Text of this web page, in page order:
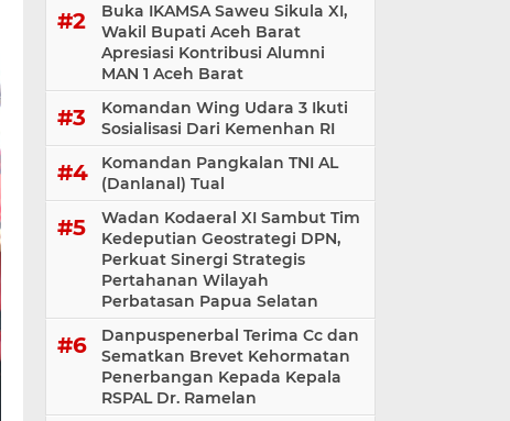
Buka IKAMSA Saweu Sikula XI,
Wakil Bupati Aceh Barat
Apresiasi Kontribusi Alumni
MAN 1 Aceh Barat
Komandan Wing Udara 3 Ikuti
Sosialisasi ‎Dari Kemenhan RI
Komandan Pangkalan TNI AL
(Danlanal) Tual
Wadan Kodaeral XI Sambut Tim
Kedeputian Geostrategi DPN,
Perkuat Sinergi Strategis
Pertahanan Wilayah
Perbatasan Papua Selatan
Danpuspenerbal Terima Cc dan
Sematkan Brevet Kehormatan
Penerbangan Kepada Kepala
RSPAL Dr. Ramelan